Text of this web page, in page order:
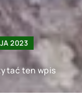
2023
ten wpis